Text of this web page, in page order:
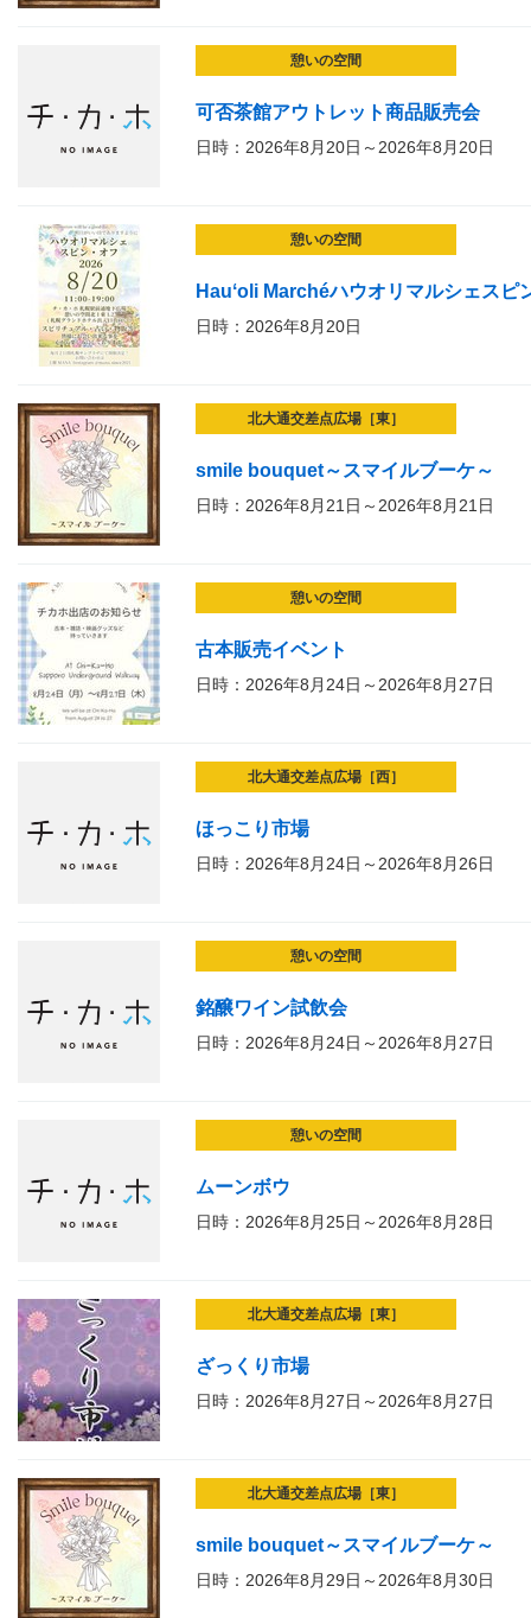
憩いの空間
可否茶館アウトレット商品販売会
日時：2026年8月20日～2026年8月20日
憩いの空間
Hauʻoli Marchéハウオリマルシェスピ
日時：2026年8月20日
北大通交差点広場［東］
smile bouquet～スマイルブーケ～
日時：2026年8月21日～2026年8月21日
憩いの空間
古本販売イベント
日時：2026年8月24日～2026年8月27日
北大通交差点広場［西］
ほっこり市場
日時：2026年8月24日～2026年8月26日
憩いの空間
銘醸ワイン試飲会
日時：2026年8月24日～2026年8月27日
憩いの空間
ムーンボウ
日時：2026年8月25日～2026年8月28日
北大通交差点広場［東］
ざっくり市場
日時：2026年8月27日～2026年8月27日
北大通交差点広場［東］
smile bouquet～スマイルブーケ～
日時：2026年8月29日～2026年8月30日